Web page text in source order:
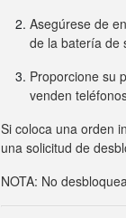
Asegúrese de
de la batería de
Proporcione su
venden
Si coloca una orden
una solicitud de
NOTA: No